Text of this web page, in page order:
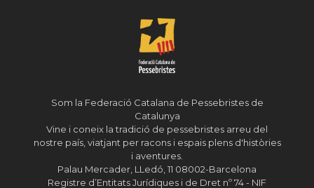
Som la Federació Catalana de Pessebristes de
Catalunya
Vine i coneix la tradició de pessebristes arreu del
nostre país, viatjant per racons i espais plens d'històries
i aventures.
Palau Mercader, LLedó, 11 08002-Barcelona
Registre d’Entitats Jurídiques i de Dret nº 74 - NIF